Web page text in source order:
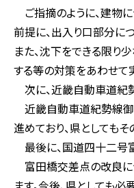
ご指摘のように、建物
前提に、出入り口部分に
また、沈下をできる限り
する等の対策をあわせて
次に、近畿自動車道紀
近畿自動車道紀勢線
進めており、県としても
最後に、国道四十二号
富田橋交差点の改良に